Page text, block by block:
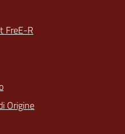
FreE-R
Origine